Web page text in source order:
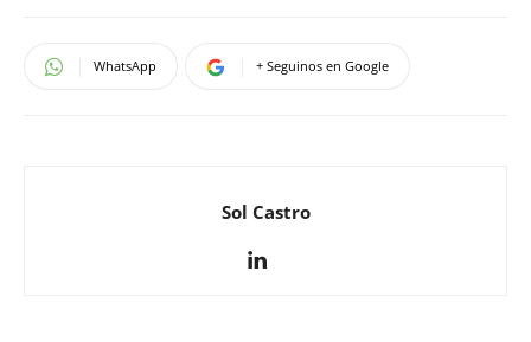
WhatsApp + Seguinos en Google
Sol Castro